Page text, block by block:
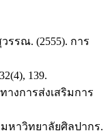
รณ. (2555). การ
139.
างการส่งเสริมการ
หาวิทยาลัยศิลปากร.